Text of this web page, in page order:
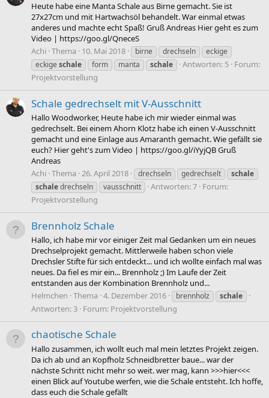
Heute habe eine Manta Schale aus Birne gemacht. Sie ist
27x27cm und mit Hartwachsöl behandelt. War einmal etwas
anderes und machte echt Spaß! Gruß Andreas Hier geht es zum
Video | https://goo.gl/QneceS
Achi Thema 10. Mai 2018 birne drechseln
eckige
eckige schale form manta schale Antworten: 5 Forum:
Projektvorstellung
Schale gedrechselt mit V-Ausschnitt
Hallo Woodworker, Heute habe ich mir wieder einmal was
gedrechselt. Bei einem Ahorn Klotz habe ich einen V-Ausschnitt
gemacht und eine Einlage aus Amaranth gemacht. Wie gefällt sie
euch? Hier geht's zum Video | https://goo.gl/iYyjQB Gruß
Andreas
Achi Thema 26. April 2018 drechseln gedrechselt
schale
schaledrechseln vausschnitt Antworten: 7 Forum:
Projektvorstellung
Brennholz Schale
Hallo, ich habe mir vor einiger Zeit mal Gedanken um ein neues
Drechselprojekt gemacht. Mittlerweile haben schon viele
Drechsler Stifte für sich entdeckt... und ich wollte einfach mal was
neues. Da fiel es mir ein... Brennholz ;) Im Laufe der Zeit
entstanden aus der Kombination Brennholz und...
Helmchen Thema 4. Dezember 2016 brennholz schale
Antworten: 3 Forum: Projektvorstellung
chaotische Schale
Hallo zusammen, ich wollt euch mal mein letztes Projekt zeigen.
Da ich ab und an Kopfholz Schneidbretter baue... war der
nächste Schritt nicht mehr so weit. wer mag, kann >>>hier<<<
einen Blick auf Youtube werfen, wie die Schale entsteht. Ich hoffe,
dass euch die Schale gefällt